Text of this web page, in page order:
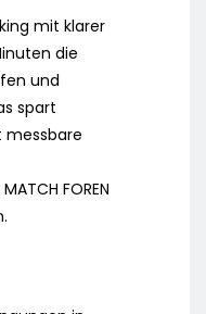
mit klarer
die
und
spart
messbare
FOREN